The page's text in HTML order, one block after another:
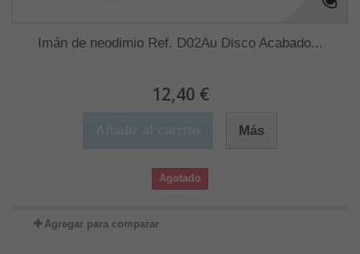
Imán de neodimio Ref. D02Au Disco Acabado...
12,40 €
Más
Agotado
Agregar para comparar